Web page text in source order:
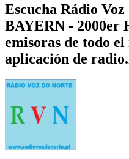
Escucha Rádio
BAYERN - 2000er
emisoras de todo
aplicación de